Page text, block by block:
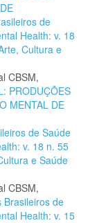
de
Health: v. 18
Cultura e
CBSM,
PRODUÇÕES
MENTAL DE
de Saúde
v. 18 n. 55
e Saúde
CBSM,
Brasileiros de
Health: v. 15